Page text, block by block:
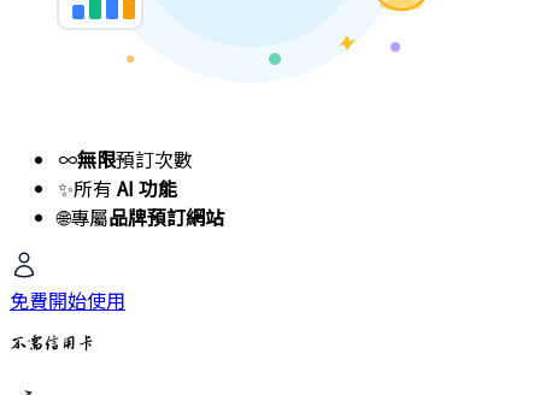
∞無限預訂次數
✨所有 AI 功能
🌐專屬品牌預訂網站
免費開始使用
不需信用卡